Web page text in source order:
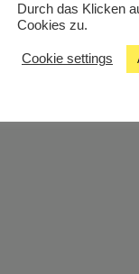
Durch das Klicken
Cookies zu.
Cookie settings